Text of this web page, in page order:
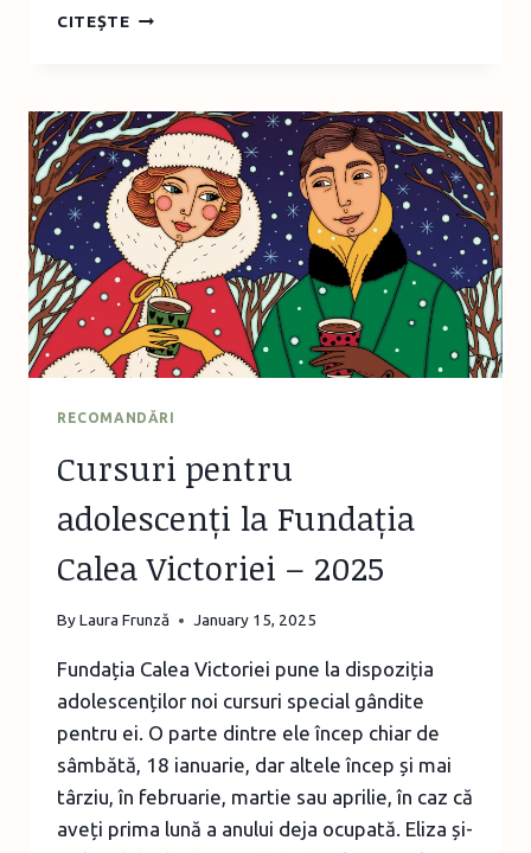
CITEȘTEPREGĂTIREA
ENGLEZĂ
FORMEAZĂ
ABILITĂȚI
DE
VIAȚĂ
RECOMANDĂRI
Cursuri pentru
adolescenți la Fundația
Calea Victoriei – 2025
ByLaura Frunză January 15, 2025
Fundația Calea Victoriei pune la dispoziția
adolescenților noi cursuri special gândite
pentru ei. O parte dintre ele încep chiar de
sâmbătă, 18 ianuarie, dar altele încep și mai
târziu, în februarie, martie sau aprilie, în caz că
aveți prima lună a anului deja ocupată. Eliza și-